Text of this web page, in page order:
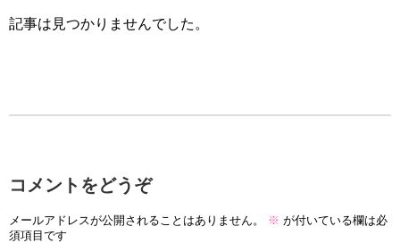
記事は見つかりませんでした。
コメントをどうぞ
メールアドレスが公開されることはありません。 ※ が付いている欄は必
須項目です